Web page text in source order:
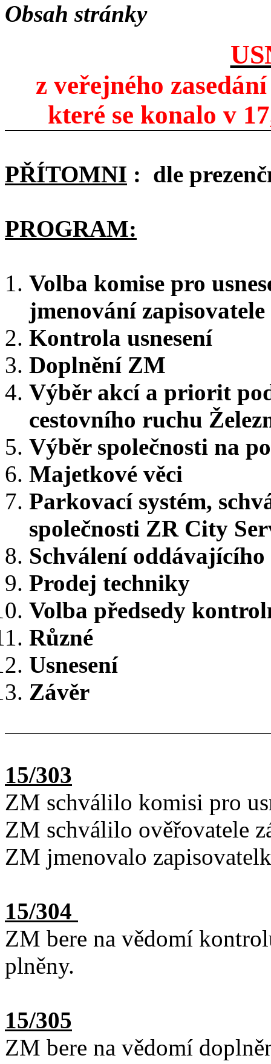
Obsah stránky
z veřejného
které se konalo v
PŘÍTOMNI : dle
PROGRAM:
Volba komise pro
jmenování zapisovatele
Kontrola usnesení
Doplnění ZM
Výběr akcí a priorit
cestovního ruchu
Výběr společnosti na
Majetkové věci
Parkovací systém,
společnosti ZR City
Schválení oddávajícího
Prodej techniky
Volba předsedy
Různé
Usnesení
Závěr
15/303
ZM schválilo komisi pro
ZM schválilo ověřovatele
ZM jmenovalo
15/304
ZM bere na vědomí
plněny.
15/305
ZM bere na vědomí